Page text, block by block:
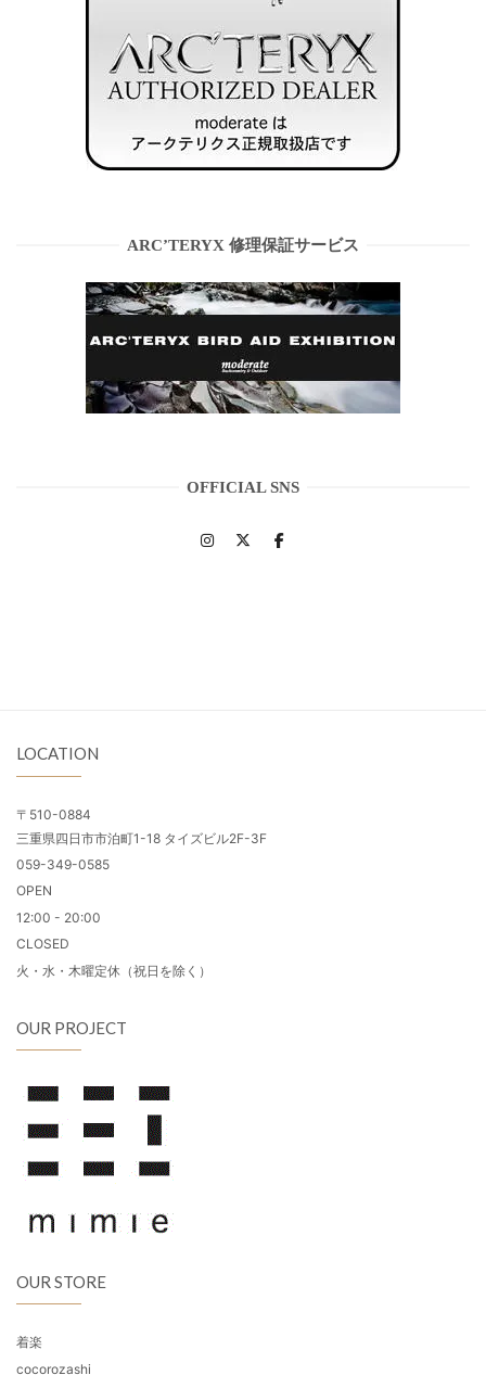
ARC’TERYX 修理保証サービス
OFFICIAL SNS
LOCATION
〒510-0884
三重県四日市市泊町1-18 タイズビル2F-3F
059-349-0585
OPEN
12:00 - 20:00
CLOSED
火・水・木曜定休（祝日を除く）
OUR PROJECT
OUR STORE
着楽
cocorozashi